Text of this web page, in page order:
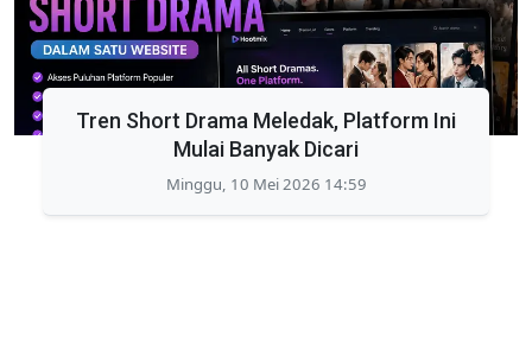
Tren Short Drama Meledak, Platform Ini
Mulai Banyak Dicari
Minggu, 10 Mei 2026 14:59